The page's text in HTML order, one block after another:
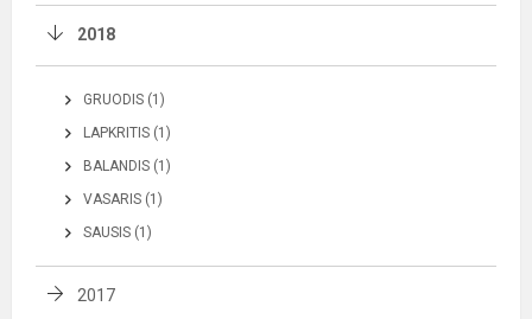
2018
GRUODIS (1)
LAPKRITIS (1)
BALANDIS (1)
VASARIS (1)
SAUSIS (1)
2017